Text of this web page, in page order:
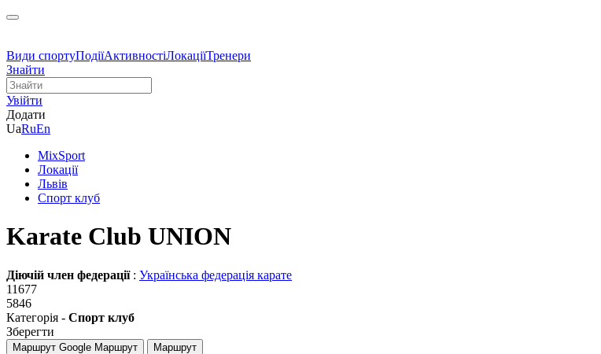
Види спортуПодіїАктивностіЛокаціїТренери
Знайти
Увійти
Додати
UaRuEn
MixSport
Локації
Львів
Спорт клуб
Karate Club UNION
Діючій член федерації : Українська федерація карате
11677
5846
Категорія - Спорт клуб
Зберегти
Маршрут Google Маршрут Маршрут